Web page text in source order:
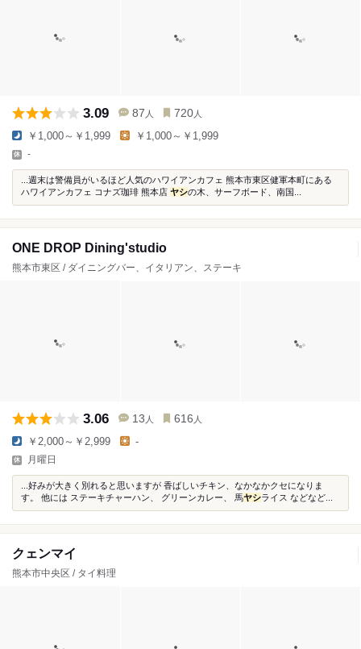
3.09 87 人 720 人
￥1,000～￥1,999 ￥1,000～￥1,999
-
...週末は警備員がいるほど人気のハワイアンカフェ 熊本市東区健軍本町にある
ハワイアンカフェ コナズ珈琲 熊本店 ヤシの木、サーフボード、南国...
ONE DROP Dining'studio
熊本市東区 / ダイニングバー、イタリアン、ステーキ
3.06 13 人 616 人
￥2,000～￥2,999 -
月曜日
...好みが大きく別れると思いますが 香ばしいチキン、なかなかクセになりま
す。 他には ステーキチャーハン、 グリーンカレー、 馬ヤシライス などなど...
クェンマイ
熊本市中央区 / タイ料理